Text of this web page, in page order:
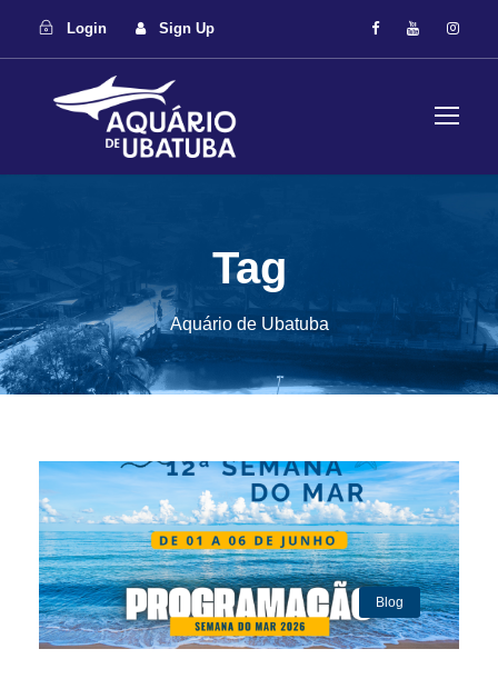
Login Sign Up
Tag
Aquário de Ubatuba
Blog